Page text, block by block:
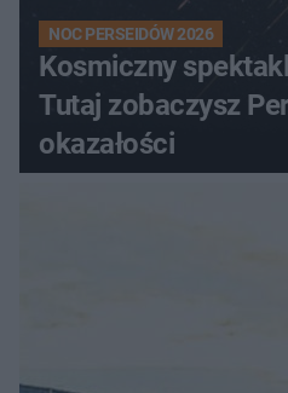
NOC PERSEIDÓW 2026
Kosmiczny
Tutaj zobaczysz
okazałości